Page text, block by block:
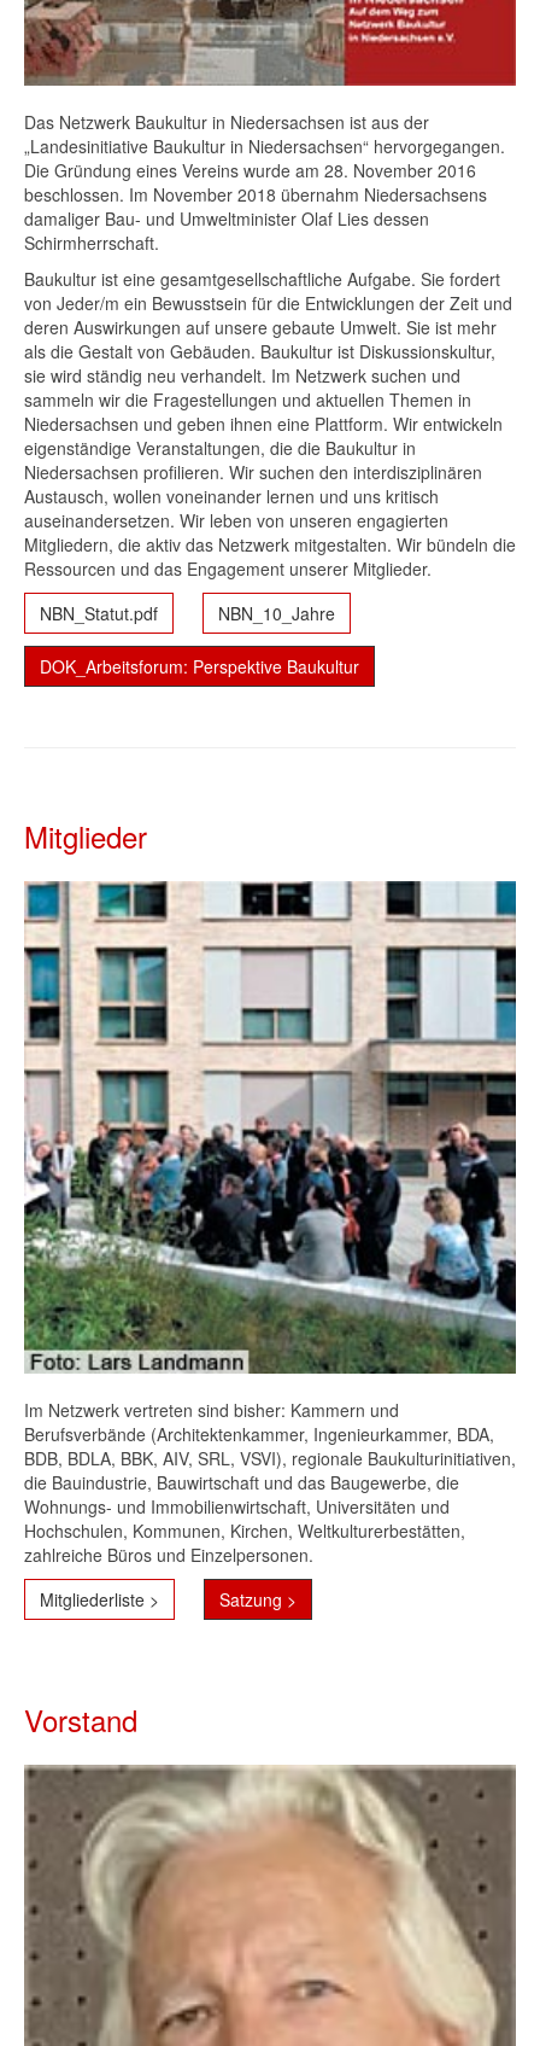
Das Netzwerk Baukultur in Niedersachsen ist aus der
„Landesinitiative Baukultur in Niedersachsen“ hervorgegangen.
Die Gründung eines Vereins wurde am 28. November 2016
beschlossen. Im November 2018 übernahm Niedersachsens
damaliger Bau- und Umweltminister Olaf Lies dessen
Schirmherrschaft.
Baukultur ist eine gesamtgesellschaftliche Aufgabe. Sie fordert
von Jeder/m ein Bewusstsein für die Entwicklungen der Zeit und
deren Auswirkungen auf unsere gebaute Umwelt. Sie ist mehr
als die Gestalt von Gebäuden. Baukultur ist Diskussionskultur,
sie wird ständig neu verhandelt. Im Netzwerk suchen und
sammeln wir die Fragestellungen und aktuellen Themen in
Niedersachsen und geben ihnen eine Plattform. Wir entwickeln
eigenständige Veranstaltungen, die die Baukultur in
Niedersachsen profilieren. Wir suchen den interdisziplinären
Austausch, wollen voneinander lernen und uns kritisch
auseinandersetzen. Wir leben von unseren engagierten
Mitgliedern, die aktiv das Netzwerk mitgestalten. Wir bündeln die
Ressourcen und das Engagement unserer Mitglieder.
NBN_Statut.pdf
NBN_10_Jahre
DOK_Arbeitsforum: Perspektive Baukultur
Mitglieder
Im Netzwerk vertreten sind bisher: Kammern und
Berufsverbände (Architektenkammer, Ingenieurkammer, BDA,
BDB, BDLA, BBK, AIV, SRL, VSVI), regionale Baukulturinitiativen,
die Bauindustrie, Bauwirtschaft und das Baugewerbe, die
Wohnungs- und Immobilienwirtschaft, Universitäten und
Hochschulen, Kommunen, Kirchen, Weltkulturerbestätten,
zahlreiche Büros und Einzelpersonen.
Mitgliederliste >
Satzung >
Vorstand